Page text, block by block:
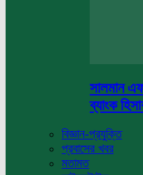
সালমান
ব্যাংক
বিজ্ঞান-প্রযুক্তি
প্রবাসের খবর
মতামত